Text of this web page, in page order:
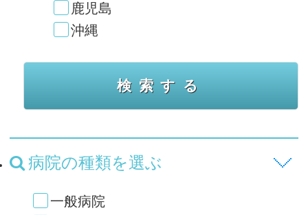
鹿児島
沖縄
病院の種類を選ぶ
一般病院